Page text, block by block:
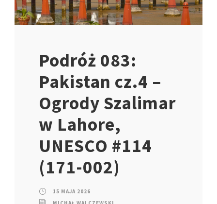
Podróż 083:
Pakistan cz.4 –
Ogrody Szalimar
w Lahore,
UNESCO #114
(171-002)
15 MAJA 2026